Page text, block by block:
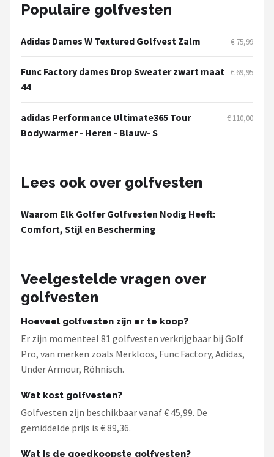
Populaire golfvesten
Adidas Dames W Textured Golfvest Zalm € 75,99
Func Factory dames Drop Sweater zwart maat
44
€ 69,95
adidas Performance Ultimate365 Tour
Bodywarmer - Heren - Blauw- S
€ 110,00
Lees ook over golfvesten
Waarom Elk Golfer Golfvesten Nodig Heeft:
Comfort, Stijl en Bescherming
Veelgestelde vragen over
golfvesten
Hoeveel golfvesten zijn er te koop?
Er zijn momenteel 81 golfvesten verkrijgbaar bij Golf
Pro, van merken zoals Merkloos, Func Factory, Adidas,
Under Armour, Röhnisch.
Wat kost golfvesten?
Golfvesten zijn beschikbaar vanaf € 45,99. De
gemiddelde prijs is € 89,36.
Wat is de goedkoopste golfvesten?